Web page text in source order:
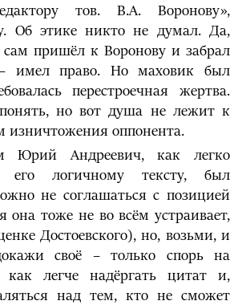
тов. В.А. Воронову»,
Об этике никто не думал. Да,
пришёл к Воронову и забрал
имел право. Но маховик был
перестроечная жертва.
но вот душа не лежит к
изничтожения оппонента.
Юрий Андреевич, как легко
его логичному тексту, был
не соглашаться с позицией
тоже не во всём устраивает,
Достоевского), но, возьми, и
своё – только спорь на
легче надёргать цитат и,
над тем, кто не сможет